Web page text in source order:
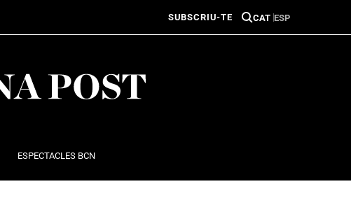
SUBSCRIU-TE CAT ESP
ESPECTACLES BCN